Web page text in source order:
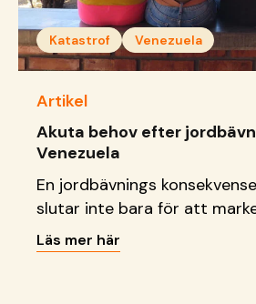
Katastrof Venezuela
Artikel
Akuta behov efter
Venezuela
En jordbävnings
slutar inte bara för att
att skaka. Läs vad vi gör just
Läs mer här